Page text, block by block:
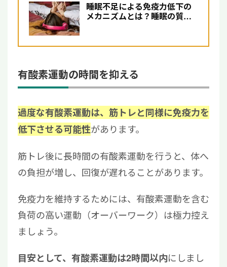
睡眠不足による免疫力低下の
メカニズムとは？睡眠の質を
有酸素運動の時間を抑える
過度な有酸素運動は、筋トレと同様に免疫力を
低下させる可能性があります。
筋トレ後に長時間の有酸素運動を行うと、体へ
の負担が増し、回復が遅れることがあります。
免疫力を維持するためには、有酸素運動を含む
負荷の高い運動（オーバーワーク）は極力控え
ましょう。
目安として、有酸素運動は2時間以内にしまし